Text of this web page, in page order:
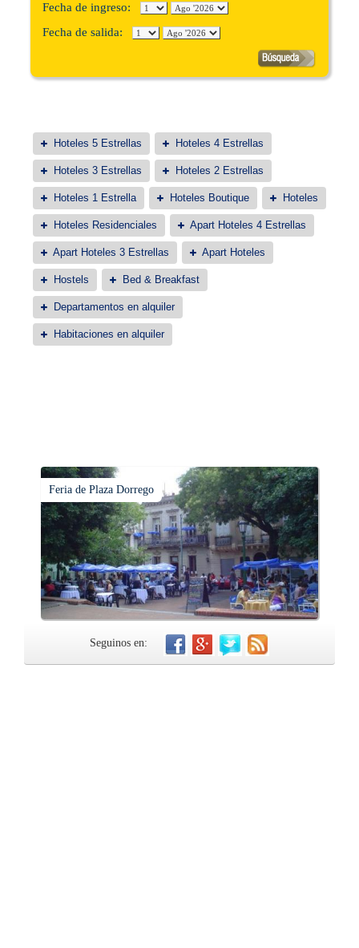
Fecha de ingreso:
Fecha de salida:
Hoteles 5 Estrellas Hoteles 4 Estrellas
Hoteles 3 Estrellas Hoteles 2 Estrellas
Hoteles 1 Estrella Hoteles Boutique Hoteles
Hoteles Residenciales Apart Hoteles 4 Estrellas
Apart Hoteles 3 Estrellas Apart Hoteles
Hostels Bed & Breakfast
Departamentos en alquiler
Habitaciones en alquiler
Feria de Plaza Dorrego
Seguinos en: